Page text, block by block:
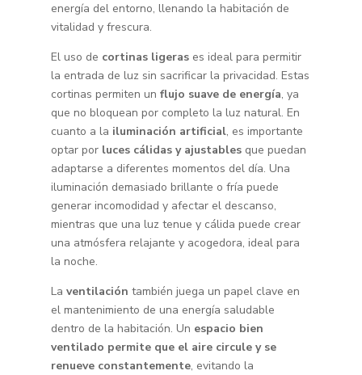
energía del entorno, llenando la habitación de
vitalidad y frescura.
El uso de cortinas ligerases ideal para permitir
la entrada de luz sin sacrificar la privacidad. Estas
cortinas permiten un flujo suave de energía, ya
que no bloquean por completo la luz natural. En
cuanto a la iluminación artificial, es importante
optar por luces cálidas y ajustablesque puedan
adaptarse a diferentes momentos del día. Una
iluminación demasiado brillante o fría puede
generar incomodidad y afectar el descanso,
mientras que una luz tenue y cálida puede crear
una atmósfera relajante y acogedora, ideal para
la noche.
La ventilación también juega un papel clave en
el mantenimiento de una energía saludable
dentro de la habitación. Un espacio bien
ventilado permite que el aire circule y se
renueve constantemente, evitando la